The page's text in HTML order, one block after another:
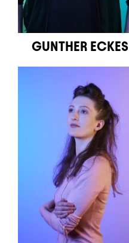
GUNTHER ECKES